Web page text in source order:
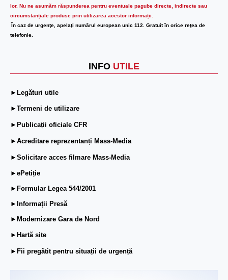
lor. Nu ne asumăm răspunderea pentru eventuale pagube directe, indirecte sau
circumstanțiale produse prin utilizarea acestor informații.
În caz de urgenţe, apelaţi numărul european unic 112. Gratuit în orice reţea de
telefonie.
INFO UTILE
►Legături utile
►Termeni de utilizare
►Publicații oficiale CFR
►Acreditare reprezentanți Mass-Media
►Solicitare acces filmare Mass-Media
►ePetiție
►Formular Legea 544/2001
►Informații Presă
►Modernizare Gara de Nord
►Hartă site
►Fii pregătit pentru situații de urgență